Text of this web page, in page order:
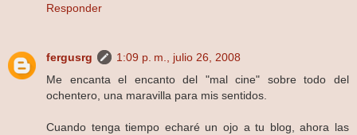
Responder
fergusrg
1:09 p. m., julio 26, 2008
Me encanta el encanto del "mal cine" sobre todo del
ochentero, una maravilla para mis sentidos.
Cuando tenga tiempo echaré un ojo a tu blog, ahora las